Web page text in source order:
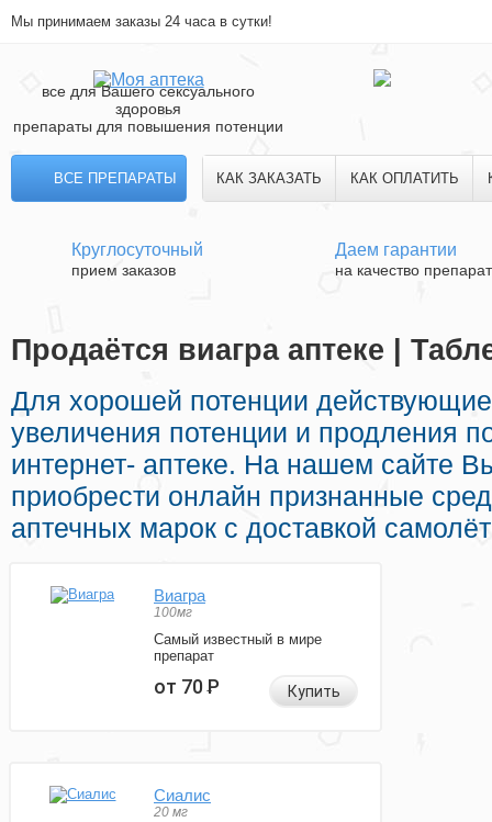
Мы принимаем заказы 24 часа в сутки!
все для Вашего сексуального
здоровья
препараты для повышения потенции
ВСЕ ПРЕПАРАТЫ КАК ЗАКАЗАТЬ КАК ОПЛАТИТЬ
Круглосуточный
прием заказов
Даем гарантии
на качество
Продаётся виагра аптеке |
Для хорошей потенции
увеличения потенции и продления
интернет- аптеке. На нашем сайте
приобрести онлайн признанные
аптечных марок с доставкой
Виагра
100мг
Самый известный в мире
препарат
от 70Р Купить
Сиалис
20 мг